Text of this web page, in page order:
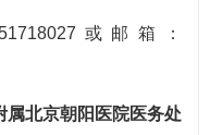
或邮箱：
属北京朝阳医院医务处